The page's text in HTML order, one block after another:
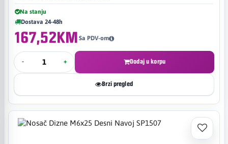
Na stanju
Dostava 24-48h
167,52KM Sa PDV-om
- + Dodaj u korpu
Brzi pregled